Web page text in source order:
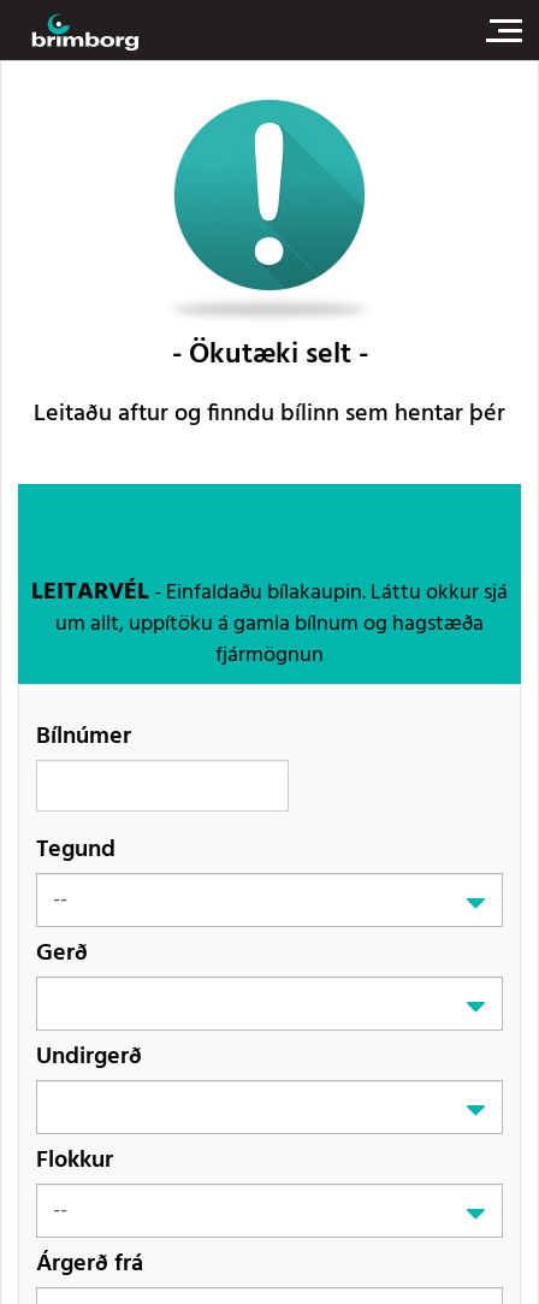
Ökutæki selt
Leitaðu aftur og finndu bílinn sem hentar þér
LEITARVÉL- Einfaldaðu bílakaupin. Láttu okkur sjá
um allt, uppítöku á gamla bílnum og hagstæða
fjármögnun
Bílnúmer
Tegund
Gerð
Undirgerð
Flokkur
Árgerð frá